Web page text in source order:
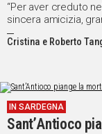
“Per aver creduto
sincera amicizia,
Cristina e Roberto
IN SARDEGNA
Sant’Antioco